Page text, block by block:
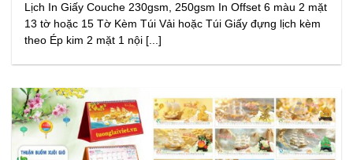
Lịch In Giấy Couche 230gsm, 250gsm In Offset 6 màu 2 mặt
13 tờ hoặc 15 Tờ Kèm Túi Vải hoặc Túi Giấy đựng lịch kèm
theo Ép kim 2 mặt 1 nội [...]